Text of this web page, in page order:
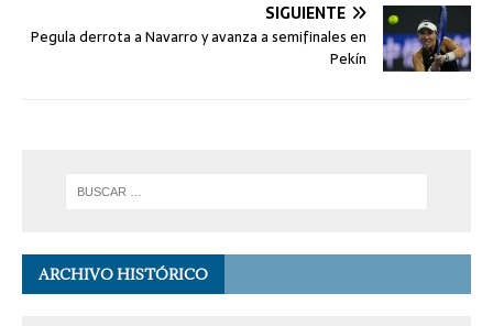
SIGUIENTE
Pegula derrota a Navarro y avanza a semifinales en
Pekín
ARCHIVO HISTÓRICO